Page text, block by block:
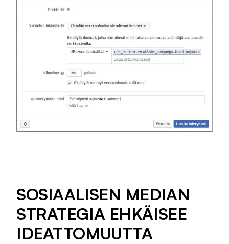
SOSIAALISEN MEDIAN
STRATEGIA EHKÄISEE
IDEATTOMUUTTA